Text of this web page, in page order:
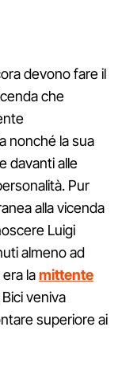
devono fare il
che
nonché la sua
davanti alle
Pur
alla vicenda
Luigi
almeno ad
lamittente
veniva
superiore ai